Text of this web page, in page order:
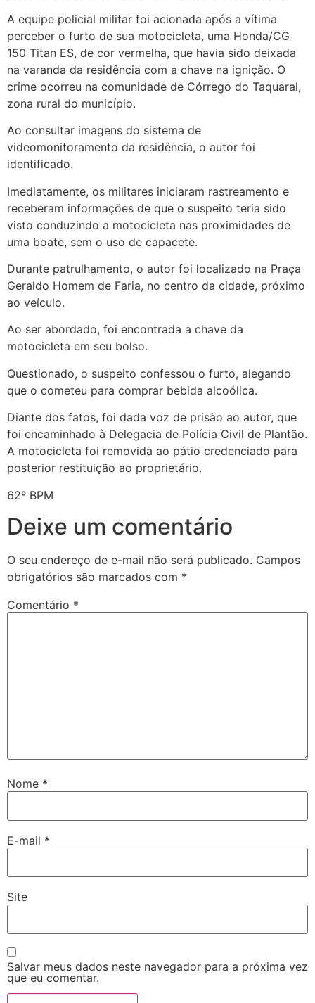
A equipe policial militar foi acionada após a vítima
perceber o furto de sua motocicleta, uma Honda/CG
150 Titan ES, de cor vermelha, que havia sido deixada
na varanda da residência com a chave na ignição. O
crime ocorreu na comunidade de Córrego do Taquaral,
zona rural do município.
Ao consultar imagens do sistema de
videomonitoramento da residência, o autor foi
identificado.
Imediatamente, os militares iniciaram rastreamento e
receberam informações de que o suspeito teria sido
visto conduzindo a motocicleta nas proximidades de
uma boate, sem o uso de capacete.
Durante patrulhamento, o autor foi localizado na Praça
Geraldo Homem de Faria, no centro da cidade, próximo
ao veículo.
Ao ser abordado, foi encontrada a chave da
motocicleta em seu bolso.
Questionado, o suspeito confessou o furto, alegando
que o cometeu para comprar bebida alcoólica.
Diante dos fatos, foi dada voz de prisão ao autor, que
foi encaminhado à Delegacia de Polícia Civil de Plantão.
A motocicleta foi removida ao pátio credenciado para
posterior restituição ao proprietário.
62º BPM
Deixe um comentário
O seu endereço de e-mail não será publicado. Campos
obrigatórios são marcados com *
Comentário *
Nome *
E-mail *
Site
Salvar meus dados neste navegador para a próxima vez
que eu comentar.